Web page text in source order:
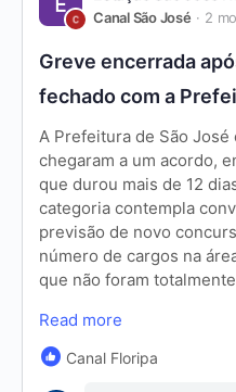
Canal São José 2
Greve encerrada
fechado com a
A Prefeitura de São
chegaram a um acordo,
que durou mais de 12
categoria contempla
previsão de novo
número de cargos na
que não foram
Read more
Canal Floripa